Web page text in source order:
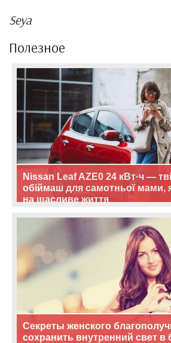
Seya
Полезное
Nissan Leaf AZE0 24 кВт·ч —
обіймаш для самотньої мами,
на щасливе життя
Секреты женского
сохранить внутренний свет